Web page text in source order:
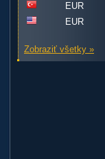
EUR
EUR
Zobraziť všetky »